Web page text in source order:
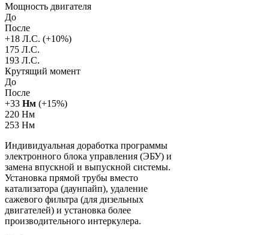
Мощность двигателя
До
После
+18 Л.С. (+10%)
175 Л.С.
193 Л.С.
Крутящий момент
До
После
+33 Нм (+15%)
220 Нм
253 Нм
Индивидуальная доработка программы
электронного блока управления (ЭБУ) и
замена впускной и выпускной системы.
Установка прямой трубы вместо
катализатора (даунпайп), удаление
сажевого фильтра (для дизельных
двигателей) и установка более
производительного интеркулера.